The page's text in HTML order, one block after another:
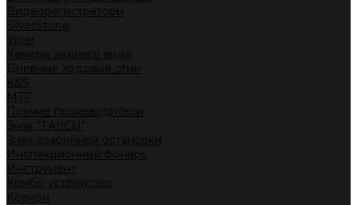
Видеорегистраторы
SilverStone
Viper
Камеры заднего вида
Дневные ходовые огни
K&S
MTF
Прочие производители
Знак "ТАКСИ"
Знак аварийной остановки
Инспекционный фонарь
Инструмент
Комбо устройство
Ксенон